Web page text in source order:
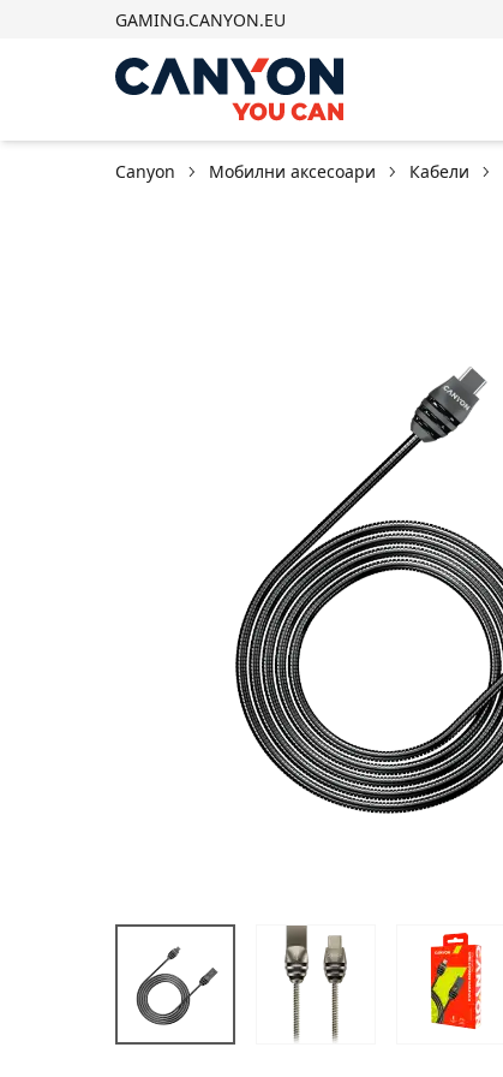
GAMING.CANYON.EU
Canyon Мобилни аксесоари Кабели